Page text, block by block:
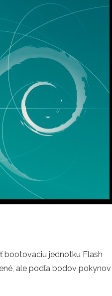
bootovaciu jednotku Flash
ale podľa bodov pokynov